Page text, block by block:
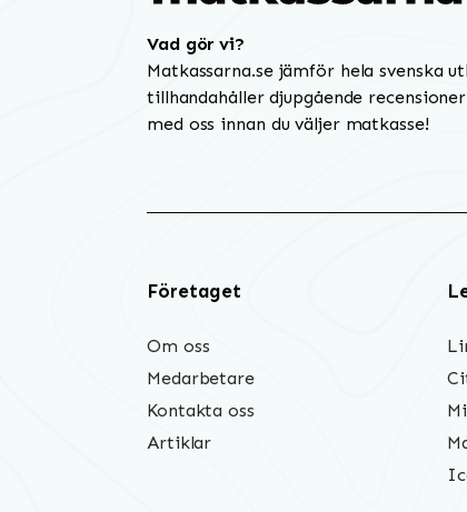
Vad gör vi?
Matkassarna.se jämför hela svenska
tillhandahåller djupgående
med oss innan du väljer matkasse!
Företaget
Om oss
Medarbetare
Kontakta oss
Artiklar